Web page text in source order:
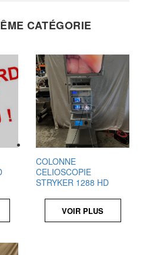
CATÉGORIE
COLONNE
CELIOSCOPIE
STRYKER 1288 HD
VOIR PLUS